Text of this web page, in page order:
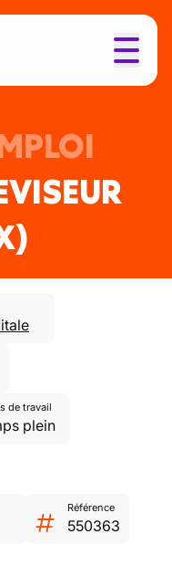
de travail
plein
Référence
550363